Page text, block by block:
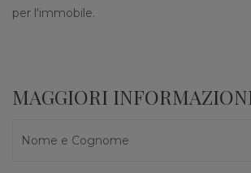
per l'immobile.
MAGGIORI